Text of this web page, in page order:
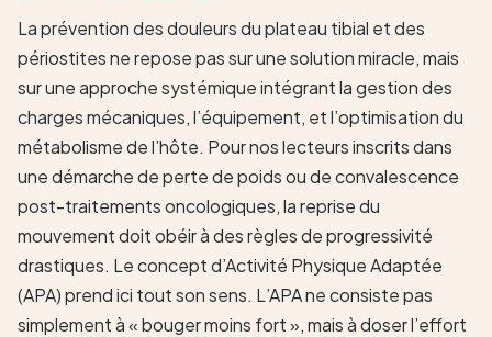
La prévention des douleurs du plateau tibial et des
périostites ne repose pas sur une solution miracle, mais
sur une approche systémique intégrant la gestion des
charges mécaniques, l’équipement, et l’optimisation du
métabolisme de l’hôte. Pour nos lecteurs inscrits dans
une démarche de perte de poids ou de convalescence
post-traitements oncologiques, la reprise du
mouvement doit obéir à des règles de progressivité
drastiques. Le concept d’Activité Physique Adaptée
(APA) prend ici tout son sens. L’APA ne consiste pas
simplement à « bouger moins fort », mais à doser l’effort